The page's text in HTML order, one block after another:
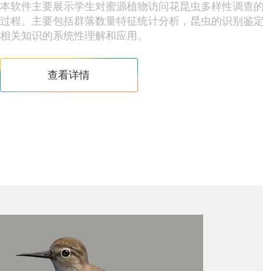
本软件主要展示学生对蜜源植物访问花昆虫多样性调查
过程。主要包括群落数量特征统计分析，昆虫的识别鉴
相关知识的系统性理解和应用。
查看详情